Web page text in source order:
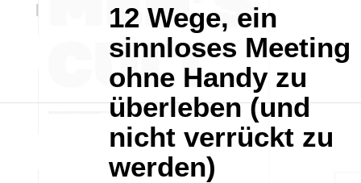
12 Wege, ein
sinnloses Meeting
ohne Handy zu
überleben (und
nicht verrückt zu
werden)